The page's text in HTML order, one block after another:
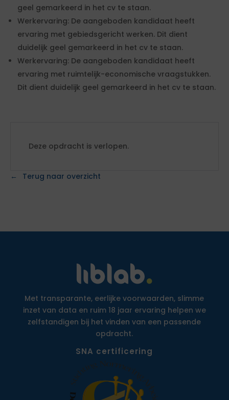
geel gemarkeerd in het cv te staan.
Werkervaring: De aangeboden kandidaat heeft
ervaring met gebiedsgericht werken. Dit dient
duidelijk geel gemarkeerd in het cv te staan.
Werkervaring: De aangeboden kandidaat heeft
ervaring met ruimtelijk-economische vraagstukken.
Dit dient duidelijk geel gemarkeerd in het cv te staan.
Deze opdracht is verlopen.
Terug naar overzicht
Met transparante, eerlijke voorwaarden, slimme
inzet van data en ruim 18 jaar ervaring helpen we
zelfstandigen bij het vinden van een passende
opdracht.
SNA certificering